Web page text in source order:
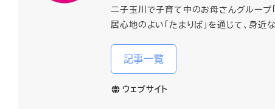
二子玉川で子育て中のお母さんグループ「
居心地のよい「たまりば」を通じて、身
記事一覧
ウェブサイト